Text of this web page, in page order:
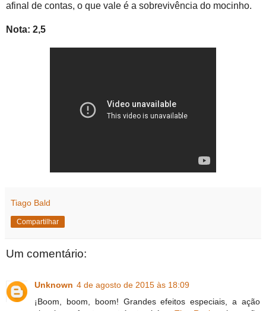
afinal de contas, o que vale é a sobrevivência do mocinho.
Nota: 2,5
Tiago Bald
Compartilhar
Um comentário:
Unknown 4 de agosto de 2015 às 18:09
¡Boom, boom, boom! Grandes efeitos especiais, a ação